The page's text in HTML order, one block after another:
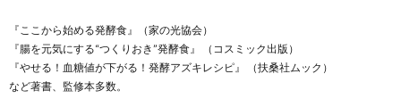
『ここから始める発酵食』（家の光協会）
『腸を元気にする“つくりおき”発酵食』 （コスミック出版）
『やせる！血糖値が下がる！発酵アズキレシピ』 （扶桑社ムック）
など著書、監修本多数。